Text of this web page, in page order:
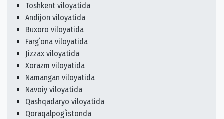
Toshkent viloyatida
Andijon viloyatida
Buxoro viloyatida
Fargʻona viloyatida
Jizzax viloyatida
Xorazm viloyatida
Namangan viloyatida
Navoiy viloyatida
Qashqadaryo viloyatida
Qoraqalpogʻistonda